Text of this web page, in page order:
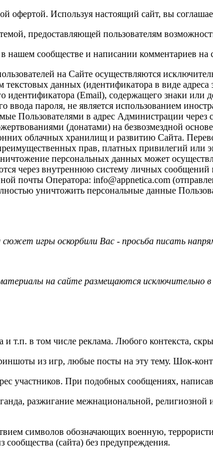
офертой. Используя настоящий сайт, вы
предоставляющей пользователям
нашем сообществе и написании комментариев
на Сайте осуществляются
текстовых данных (идентификатора в виде
идентификатора (Email), содержащего знаки
ввода пароля, не является использованием
Пользователями в адрес Администрации
(донатами) на безвозмездной
облачных хранилищ и развитию Сайта.
прав, платных привилегий или
персональных данных может
через внутреннюю систему личных
почты Оператора: info@appnetica.com
уничтожить персональные данные
игры оскорбили Вас - просьба писать
на сайте размещаются исключительно в
т.п. в том числе реклама. Любого контекста,
из игр, любые посты на эту тему. Шок-
участников. При подобных сообщениях,
разжигание межнациональной,
символов обозначающих военную,
(сайта) без предупреждения.